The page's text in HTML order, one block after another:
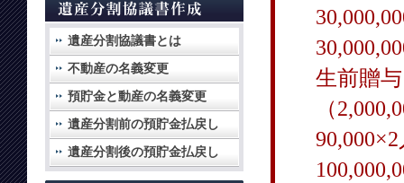
生前贈
（
遺産分割協議書とは
不動産の名義変更
預貯金と動産の名義変更
遺産分割前の預貯金払戻し
遺産分割後の預貯金払戻し